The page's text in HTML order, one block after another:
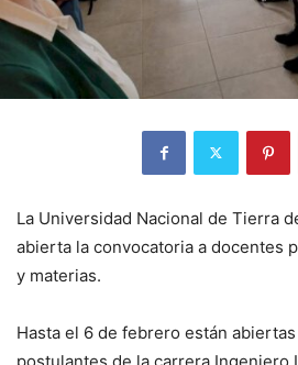
La Universidad Nacional de Tierra
abierta la convocatoria a docentes
y materias.
Hasta el 6 de febrero están
postulantes de la carrera Ingeniero